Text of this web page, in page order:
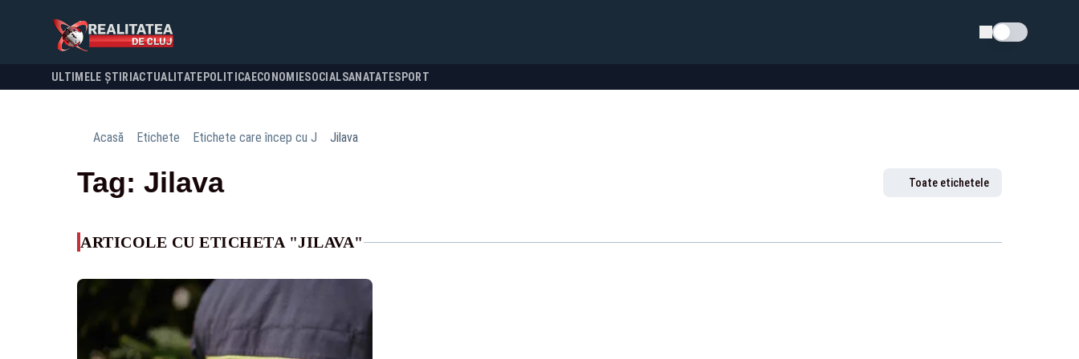
Schimba tema
ULTIMELE ȘTIRI ACTUALITATE POLITICA ECONOMIESOCIALSANATATESPORT
Acasă Etichete Etichete care încep cu J Jilava
Tag: Jilava Toate etichetele
ARTICOLE CU ETICHETA "JILAVA"